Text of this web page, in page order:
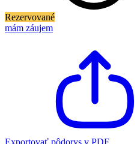
Rezervované
mám záujem
Exportovať pôdorys v PDF